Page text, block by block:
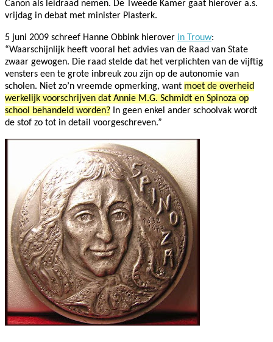
Canon als leidraad nemen. De Tweede Kamer gaat hierover a.s.
vrijdag in debat met minister Plasterk.
5 juni 2009 schreef Hanne Obbink hierover in Trouw:
“Waarschijnlijk heeft vooral het advies van de Raad van State
zwaar gewogen. Die raad stelde dat het verplichten van de vijftig
vensters een te grote inbreuk zou zijn op de autonomie van
scholen. Niet zo’n vreemde opmerking, want moet de overheid
werkelijk voorschrijven dat Annie M.G. Schmidt en Spinoza op
school behandeld worden? In geen enkel ander schoolvak wordt
de stof zo tot in detail voorgeschreven.”